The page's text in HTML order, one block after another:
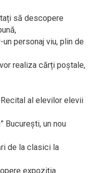
să descopere
personaj viu, plin de
realiza cărți poștale,
al elevilor elevii
Bucureşti, un nou
de la clasici la
expoziția